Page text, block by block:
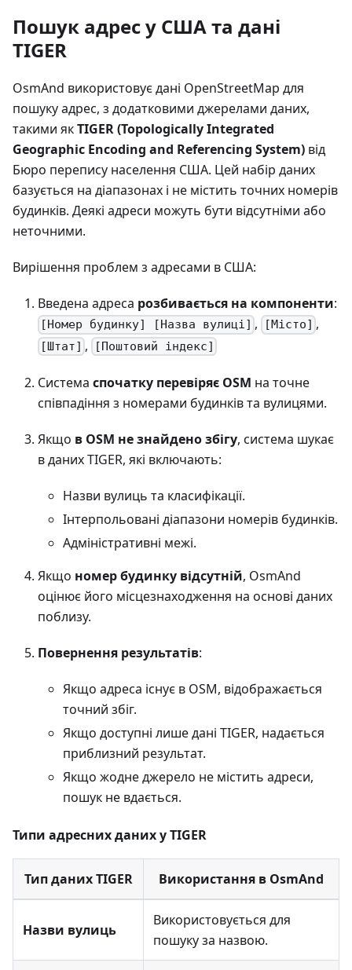
Пошук адрес у США та дані
TIGER
OsmAnd використовує дані OpenStreetMap для
пошуку адрес, з додатковими джерелами даних,
такими якTIGER (Topologically Integrated
Geographic Encoding and Referencing System) від
Бюро перепису населення США. Цей набір даних
базується на діапазонах і не містить точних номерів
будинків. Деякі адреси можуть бути відсутніми або
неточними.
Вирішення проблем з адресами в США:
Введена адреса розбивається на компоненти:
[Номер будинку] [Назва вулиці] , [Місто] ,
[Штат] , [Поштовий індекс]
Система спочатку перевіряє OSM на точне
співпадіння з номерами будинків та вулицями.
Якщо в OSM не знайдено збігу, система шукає
в даних TIGER, які включають:
Назви вулиць та класифікації.
Інтерпольовані діапазони номерів будинків.
Адміністративні межі.
Якщо номер будинку відсутній, OsmAnd
оцінює його місцезнаходження на основі даних
поблизу.
Повернення результатів:
Якщо адреса існує в OSM, відображається
точний збіг.
Якщо доступні лише дані TIGER, надається
приблизний результат.
Якщо жодне джерело не містить адреси,
пошук не вдається.
Типи адресних даних у TIGER
Тип даних TIGER Використання в OsmAnd
Назви вулиць
Використовується для
пошуку за назвою.